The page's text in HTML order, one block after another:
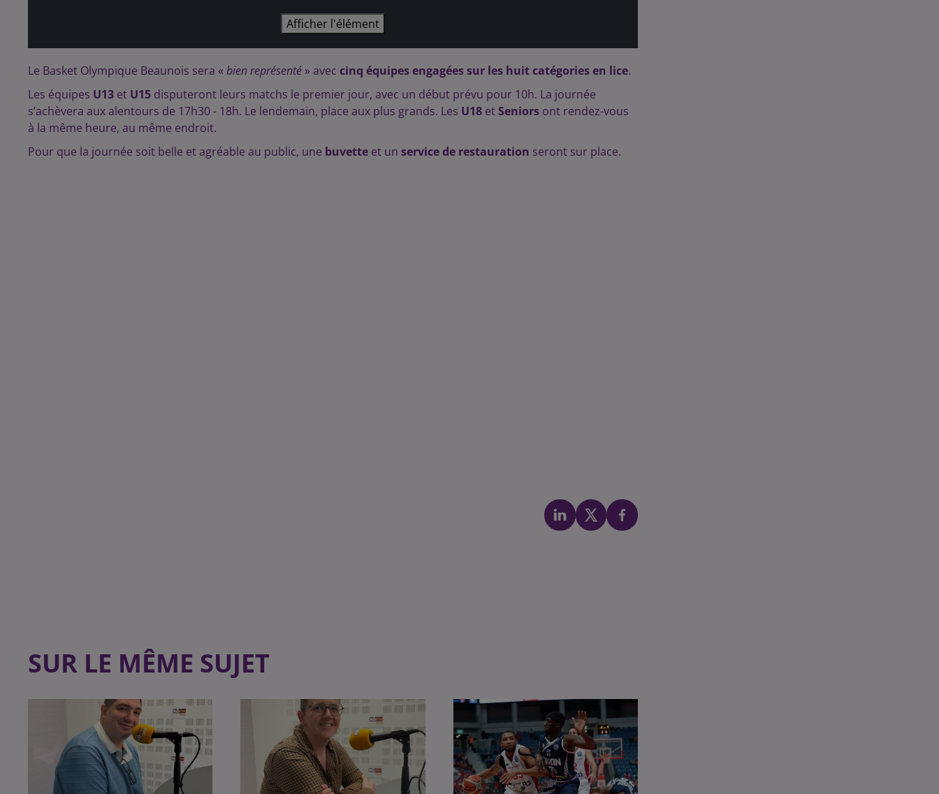
Afficher l'élément
Le Basket Olympique Beaunois sera « bien représenté » avec cinq équipes engagées sur les huit catégories en lice.
Les équipes U13 et U15 disputeront leurs matchs le premier jour, avec un début prévu pour 10h. La journée
s’achèvera aux alentours de 17h30 - 18h. Le lendemain, place aux plus grands. Les U18 etSeniors ont rendez-vous
à la même heure, au même endroit.
Pour que la journée soit belle et agréable au public, une buvette et un service de restauration seront sur place.
SUR LE MÊME SUJET